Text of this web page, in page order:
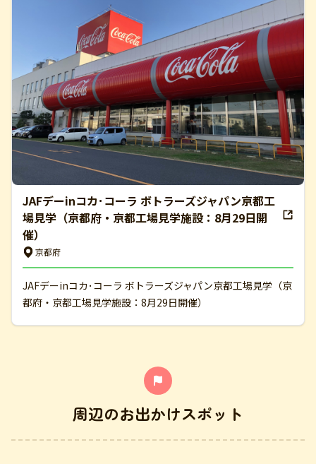
JAFデーinコカ･コーラ ボトラーズジャパン京都工
場見学（京都府・京都工場見学施設：8月29日開
催）
京都府
JAFデーinコカ･コーラ ボトラーズジャパン京都工場見学（京
都府・京都工場見学施設：8月29日開催）
周辺のお出かけスポット